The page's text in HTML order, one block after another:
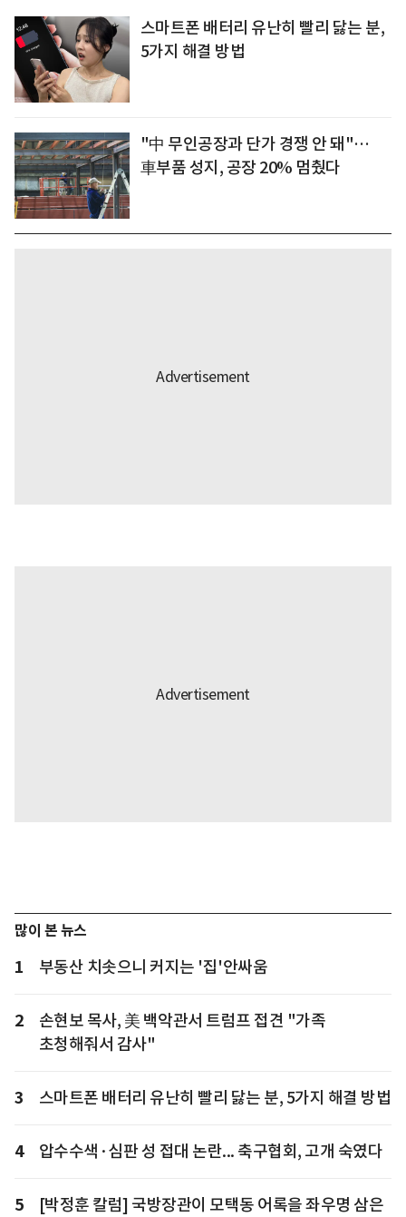
스마트폰 배터리 유난히 빨리 닳는 분,
5가지 해결 방법
"中 무인공장과 단가 경쟁 안 돼"…
車부품 성지, 공장 20% 멈췄다
많이 본 뉴스
1 부동산 치솟으니 커지는 '집'안싸움
2
손현보 목사, 美 백악관서 트럼프 접견 "가족
초청해줘서 감사"
3 스마트폰 배터리 유난히 빨리 닳는 분, 5가지 해결 방법
4 압수수색·심판 성 접대 논란... 축구협회, 고개 숙였다
5
[박정훈 칼럼] 국방장관이 모택동 어록을 좌우명 삼은